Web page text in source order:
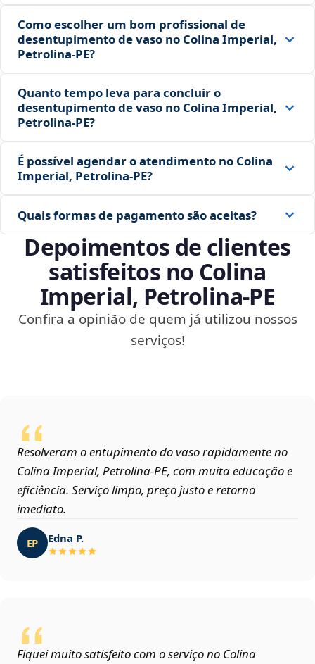
Como escolher um bom profissional de
desentupimento de vaso no Colina Imperial,
Petrolina‑PE?
Quanto tempo leva para concluir o
desentupimento de vaso no Colina Imperial,
Petrolina‑PE?
É possível agendar o atendimento no Colina
Imperial, Petrolina‑PE?
Quais formas de pagamento são aceitas?
Depoimentos de clientes
satisfeitos no Colina
Imperial, Petrolina‑PE
Confira a opinião de quem já utilizou nossos
serviços!
Resolveram o entupimento do vaso rapidamente no
Colina Imperial, Petrolina‑PE, com muita educação e
eficiência. Serviço limpo, preço justo e retorno
imediato.
EP Edna P.
Fiquei muito satisfeito com o serviço no Colina